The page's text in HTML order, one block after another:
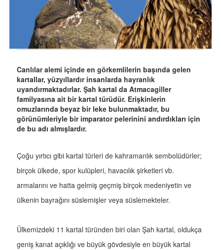
Canlılar alemi içinde en görkemlilerin başında gelen
kartallar, yüzyıllardır insanlarda hayranlık
uyandırmaktadırlar. Şah kartal da Atmacagiller
familyasına ait bir kartal türüdür. Erişkinlerin
omuzlarında beyaz bir leke bulunmaktadır, bu
görünümleriyle bir imparator pelerinini andırdıkları için
de bu adı almışlardır.
Çoğu yırtıcı gibi kartal türleri de kahramanlık sembolüdürler;
birçok ülkede, spor kulüpleri, havacılık şirketleri vb.
armalarını ve hatta gelmiş geçmiş birçok medeniyetin ve
ülkenin bayrağını süslemişler veya süslemekteler.
Ülkemizdeki 11 kartal türünden biri olan Şah kartal, oldukça
geniş kanat açıklığı ve büyük gövdesiyle en büyük kartal